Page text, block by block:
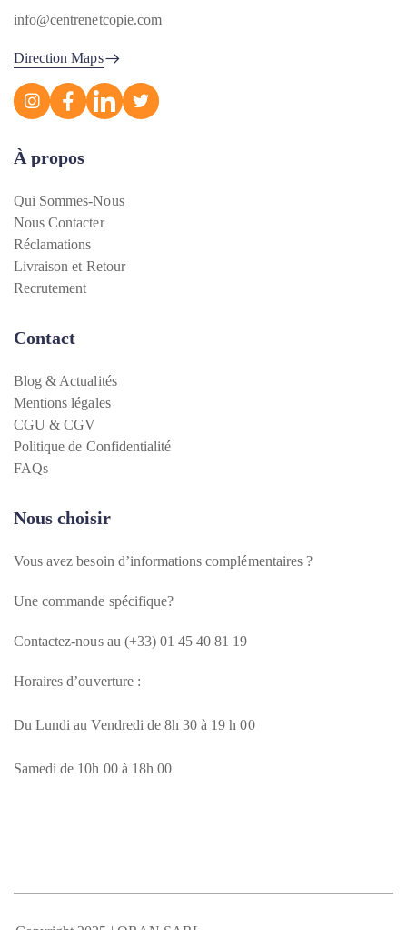
info@centrenetcopie.com
Direction Maps
À propos
Qui Sommes-Nous
Nous Contacter
Réclamations
Livraison et Retour
Recrutement
Contact
Blog & Actualités
Mentions légales
CGU & CGV
Politique de Confidentialité
FAQs
Nous choisir
Vous avez besoin d’informations complémentaires ?
Une commande spécifique?
Contactez-nous au (+33) 01 45 40 81 19
Horaires d’ouverture :
Du Lundi au Vendredi de 8h 30 à 19 h 00
Samedi de 10h 00 à 18h 00